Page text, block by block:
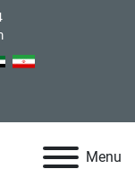
Menu